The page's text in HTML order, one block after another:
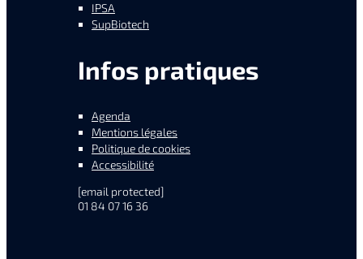
IPSA
SupBiotech
Infos pratiques
Agenda
Mentions légales
Politique de cookies
Accessibilité
[email protected]
01 84 07 16 36